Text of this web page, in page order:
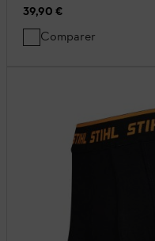
39,90 €
Comparer